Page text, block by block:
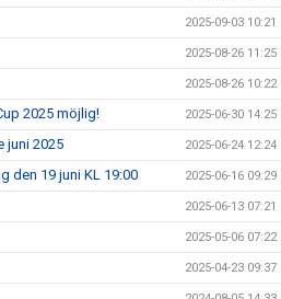
2025-09-03 10:21
2025-08-26 11:25
2025-08-26 10:22
2025 möjlig! 2025-06-30 14:25
juni 2025 2025-06-24 12:24
den 19 juni KL 19:00 2025-06-16 09:29
2025-06-13 07:21
2025-05-06 07:22
2025-04-23 09:37